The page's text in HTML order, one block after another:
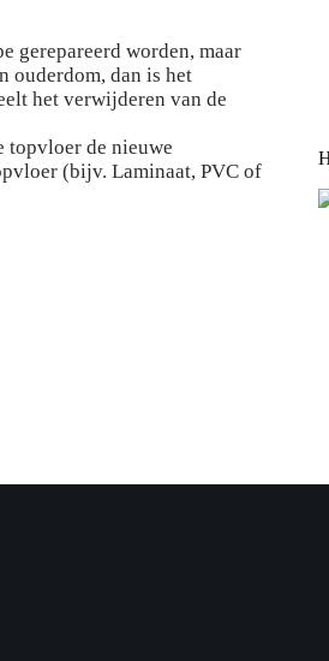
gerepareerd worden, maar
ouderdom, dan is het
het verwijderen van de
topvloer de nieuwe
(bijv. Laminaat, PVC of